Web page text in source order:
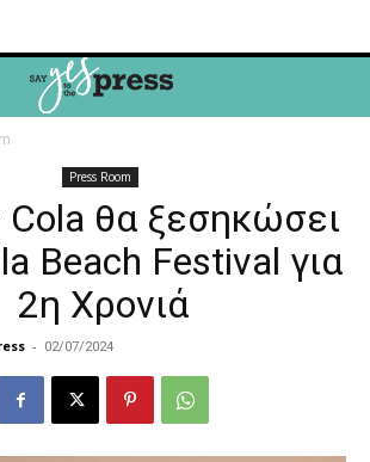
Press Room
Cola θα ξεσηκώσει
Beach Festival για
2η Χρονιά
- 02/07/2024